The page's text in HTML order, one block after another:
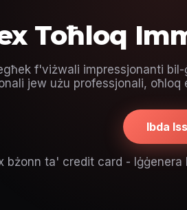
Toħloq
f'viżwali impressjonanti
jew użu professjonali,
Ibda
bżonn ta' credit card -